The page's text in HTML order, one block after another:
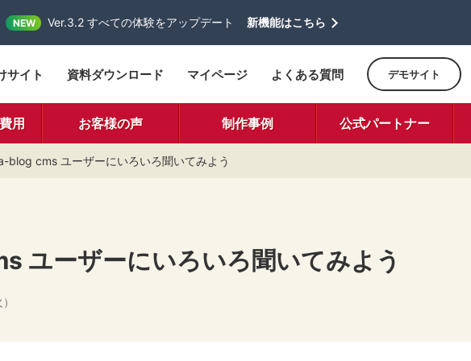
NEW Ver.3.2 すべての体験をアップデート 新機能はこちら
サイト 資料ダウンロード マイページ よくある質問 デモサイト
用 お客様の声 制作事例 公式パートナー
blog cms ユーザーにいろいろ聞いてみよう
ユーザーにいろいろ聞いてみよう